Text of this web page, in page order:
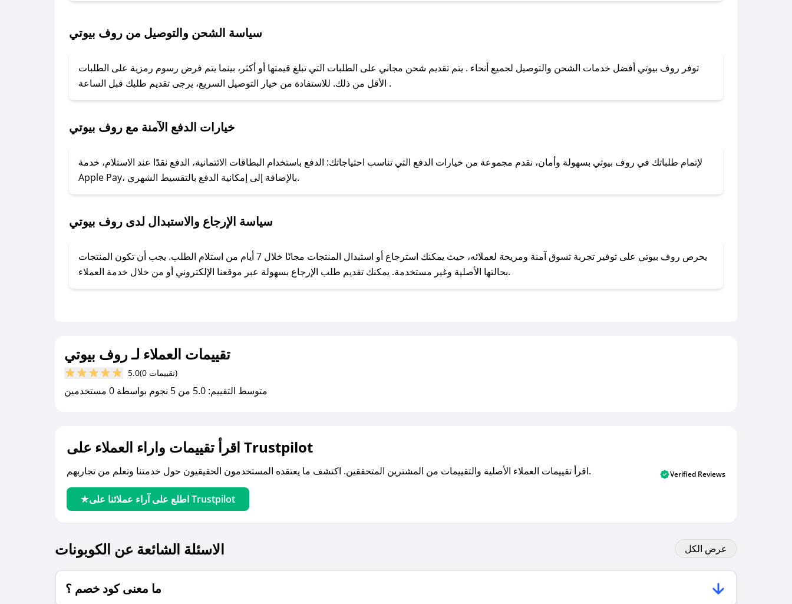
لا تقلق! يمكنك التواصل مع فريق دعم صحصح عبر الرسائل الخاصة على تويتر أو البريد الإلكتروني، وسنقوم بحل المشكلة في أسرع وقت ممكن.
### ماذا أفعل إذا لم أجد كود خصم لمتجري المفضل؟
للحصول على كوبونات وخصومات حصرية، قم بما يلي:
- اضغط على أيقونة متابعة لمتجر روف بيوتي في تطبيق صحصح.
- تابع حسابنا الرسمي على تويتر وقم بتفعيل زر التنبيهات.
سياسة الشحن والتوصيل من روف بيوتي
توفر روف بيوتي أفضل خدمات الشحن والتوصيل لجميع أنحاء . يتم تقديم شحن مجاني على الطلبات التي تبلغ قيمتها أو أكثر، بينما يتم فرض رسوم رمزية على الطلبات
الأقل من ذلك. للاستفادة من خيار التوصيل السريع، يرجى تقديم طلبك قبل الساعة .
خيارات الدفع الآمنة مع روف بيوتي
لإتمام طلباتك في روف بيوتي بسهولة وأمان، نقدم مجموعة من خيارات الدفع التي تناسب احتياجاتك: الدفع باستخدام البطاقات الائتمانية، الدفع نقدًا عند الاستلام، خدمة
Apple Pay، بالإضافة إلى إمكانية الدفع بالتقسيط الشهري.
سياسة الإرجاع والاستبدال لدى روف بيوتي
يحرص روف بيوتي على توفير تجربة تسوق آمنة ومريحة لعملائه، حيث يمكنك استرجاع أو استبدال المنتجات مجانًا خلال 7 أيام من استلام الطلب. يجب أن تكون المنتجات
بحالتها الأصلية وغير مستخدمة. يمكنك تقديم طلب الإرجاع بسهولة عبر موقعنا الإلكتروني أو من خلال خدمة العملاء.
تقييمات العملاء لـ روف بيوتي
5.0 (0 تقييمات)
متوسط التقييم: 5.0 من 5 نجوم بواسطة 0 مستخدمين
اقرأ تقييمات واراء العملاء على Trustpilot
اقرأ تقييمات العملاء الأصلية والتقييمات من المشترين المتحققين. اكتشف ما يعتقده المستخدمون الحقيقيون حول خدمتنا وتعلم من تجاربهم.
اطلع على آراء عملائنا على Trustpilot
Verified Reviews
الاسئلة الشائعة عن الكوبونات عرض الكل
ما معنى كود خصم ؟